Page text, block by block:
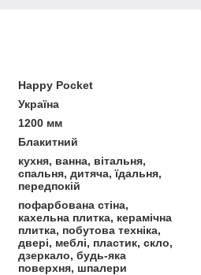
Happy Pocket
Україна
1200 мм
Блакитний
кухня, ванна, вітальня,
спальня, дитяча, їдальня,
передпокій
пофарбована стіна,
кахельна плитка, керамічна
плитка, побутова техніка,
двері, меблі, пластик, скло,
дзеркало, будь-яка
поверхня, шпалери